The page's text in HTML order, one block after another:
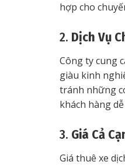
hợp cho
2. Dịch Vụ
Công ty cung
giàu kinh
tránh những
khách hàng
3. Giá Cả
Giá thuê xe